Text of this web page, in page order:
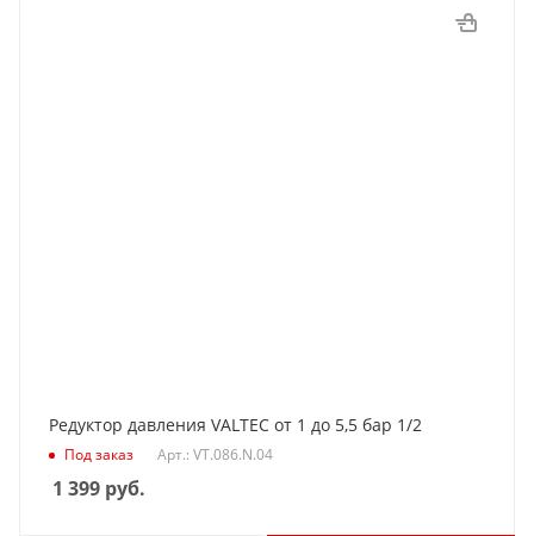
Редуктор давления VALTEC от 1 до 5,5 бар 1/2
Под заказ Арт.: VT.086.N.04
1 399 руб.